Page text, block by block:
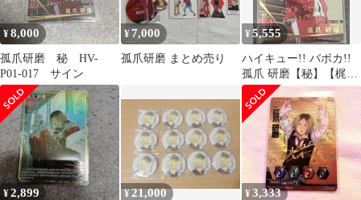
¥8,000
孤爪研磨 秘 HV-
P01-017 サイン
¥7,000
孤爪研磨 まとめ売り
¥5,555
ハイキュー!! バボカ!!
孤爪 研磨【秘】【梶裕
貴さん箔押しサイン入
り】
¥2,899 ¥21,000 ¥3,333